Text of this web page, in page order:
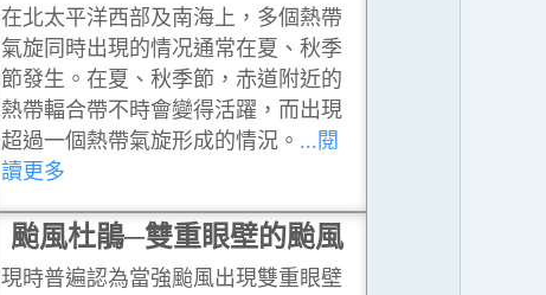
在北太平洋西部及南海上，多個熱帶
氣旋同時出現的情况通常在夏、秋季
節發生。在夏、秋季節，赤道附近的
熱帶輻合帶不時會變得活躍，而出現
超過一個熱帶氣旋形成的情況。 ...閱
讀更多
颱風杜鵑─雙重眼壁的颱風
現時普遍認為當強颱風出現雙重眼壁